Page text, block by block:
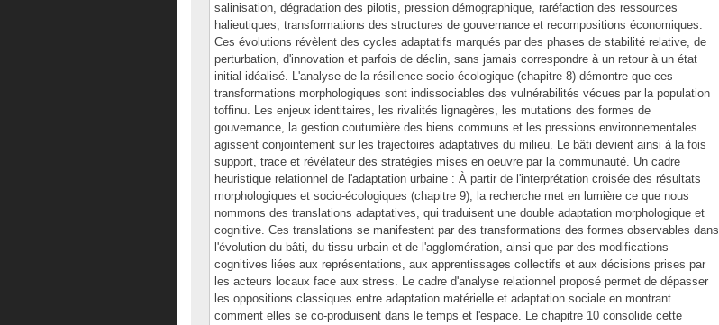
salinisation, dégradation des pilotis, pression démographique, raréfaction des ressources
halieutiques, transformations des structures de gouvernance et recompositions économiques.
Ces évolutions révèlent des cycles adaptatifs marqués par des phases de stabilité relative, de
perturbation, d'innovation et parfois de déclin, sans jamais correspondre à un retour à un état
initial idéalisé. L'analyse de la résilience socio-écologique (chapitre 8) démontre que ces
transformations morphologiques sont indissociables des vulnérabilités vécues par la population
toffinu. Les enjeux identitaires, les rivalités lignagères, les mutations des formes de
gouvernance, la gestion coutumière des biens communs et les pressions environnementales
agissent conjointement sur les trajectoires adaptatives du milieu. Le bâti devient ainsi à la fois
support, trace et révélateur des stratégies mises en oeuvre par la communauté. Un cadre
heuristique relationnel de l'adaptation urbaine : À partir de l'interprétation croisée des résultats
morphologiques et socio-écologiques (chapitre 9), la recherche met en lumière ce que nous
nommons des translations adaptatives, qui traduisent une double adaptation morphologique et
cognitive. Ces translations se manifestent par des transformations des formes observables dans
l'évolution du bâti, du tissu urbain et de l'agglomération, ainsi que par des modifications
cognitives liées aux représentations, aux apprentissages collectifs et aux décisions prises par
les acteurs locaux face aux stress. Le cadre d'analyse relationnel proposé permet de dépasser
les oppositions classiques entre adaptation matérielle et adaptation sociale en montrant
comment elles se co-produisent dans le temps et l'espace. Le chapitre 10 consolide cette